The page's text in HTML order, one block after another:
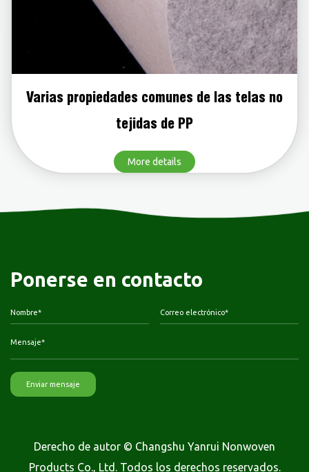
Varias propiedades comunes de las telas no
tejidas de PP
More details
Ponerse en contacto
Derecho de autor © Changshu Yanrui Nonwoven
Products Co., Ltd. Todos los derechos reservados.